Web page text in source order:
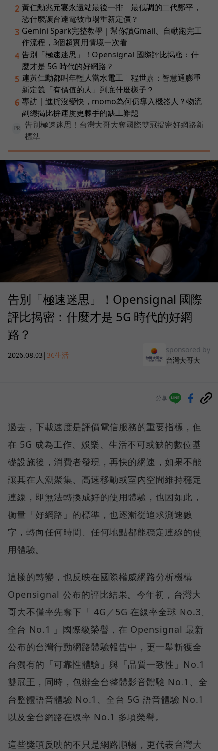
2 黃仁勳兆元宴永遠站最後一排！最低調的二代鄭平，
憑什麼讓台達電被市場重新定價？
3 Gemini Spark完整教學｜幫你讀Gmail、自動跑完工
作流程，3個超實用情境一次看
4 告別「極速迷思」！Opensignal 國際評比揭密：什
麼才是 5G 時代的好網路？
5 連黃仁勳都叫年輕人當水電工！程世嘉：智慧通膨重
新定義「有價值的人」到底什麼樣子？
6 專訪｜進貨沒變快，momo為何仍導入機器人？物流
副總揭比拚速度更棘手的缺工難題
PR
告別極速迷思！台灣大哥大奪國際雙冠揭密好網路新
標準
告別「極速迷思」！Opensignal 國際
評比揭密：什麼才是 5G 時代的好網
路？
2026.08.03 | 3C生活
sponsored by
台灣大哥大
分享
過去，下載速度是評價電信服務的重要指標，但
在 5G 成為工作、娛樂、生活不可或缺的數位基
礎設施後，消費者發現，再快的網速，如果不能
讓其在人潮聚集、高速移動或室內空間維持穩定
連線，即無法轉換成好的使用體驗，也因如此，
衡量「好網路」的標準，也逐漸從追求測速數
字，轉向任何時間、任何地點都能穩定連線的使
用體驗。
這樣的轉變，也反映在國際權威網路分析機構
Opensignal 公布的評比結果。今年初，台灣大
哥大不僅率先奪下「 4G／5G 在線率全球 No.3、
全台 No.1 」國際級榮譽，在 Opensignal 最新
公布的台灣行動網路體驗報告中，更一舉斬獲全
台獨有的「可靠性體驗」與「品質一致性」No.1
雙冠王，同時，包辦全台整體影音體驗 No.1、全
台整體語音體驗 No.1、全台 5G 語音體驗 No.1
以及全台網路在線率 No.1 多項榮譽。
這些獎項反映的不只是網路順暢，更代表台灣大